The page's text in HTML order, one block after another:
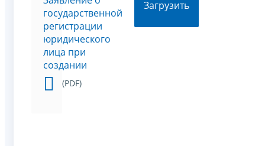
государственной
регистрации
юридического
лица при
создании
(PDF)
Загрузить